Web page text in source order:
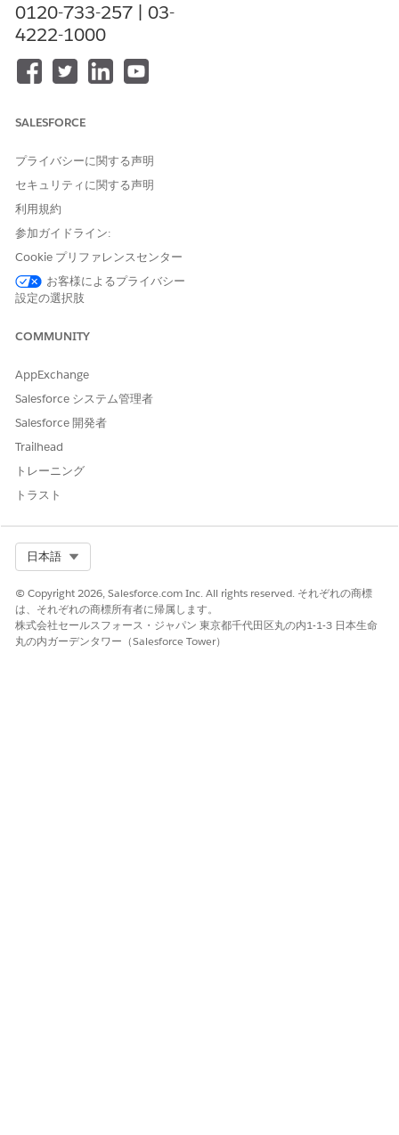
機関医取引先レコードタイプの設定
施設医師取引先機能を使用するには、施設医師取引先用に作成
ア提供者レコードタイプに対応付けます。
機関医アカウントが不適切な形式で作成されていないことを確
スポリシーが適用されます。
機関医取引先検索条件の設定
デフォルトでは、誤って分類されないように、HCO 検索結果
関医の取引先を正確に見つけることができるように、[機関医]
レコードタイプを検索条件に追加します。
Institution Doctor Account Batch Jobs (機関医取引先一括処
理ジョブ)
れた自動化プロセスです。一括処理ジョブをすぐにトリガーす
医アカウントが有効になっていることを確認します。
はい いいえ
0120-733-257 | 03-
4222-1000
SALESFORCE
プライバシーに関する声明
セキュリティに関する声明
利用規約
参加ガイドライン:
Cookie プリファレンスセンター
お客様によるプライバシー
設定の選択肢
COMMUNITY
AppExchange
Salesforce システム管理者
Salesforce 開発者
Trailhead
トレーニング
トラスト
日本語
© Copyright 2026, Salesforce.com Inc. All rights reserved. それぞれの商標
は、それぞれの商標所有者に帰属します。
株式会社セールスフォース・ジャパン 東京都千代田区丸の内1-1-3 日本生命
丸の内ガーデンタワー（Salesforce Tower）